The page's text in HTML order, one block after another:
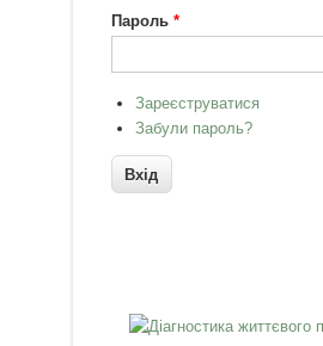
Пароль*
Зареєструватися
Забули пароль?